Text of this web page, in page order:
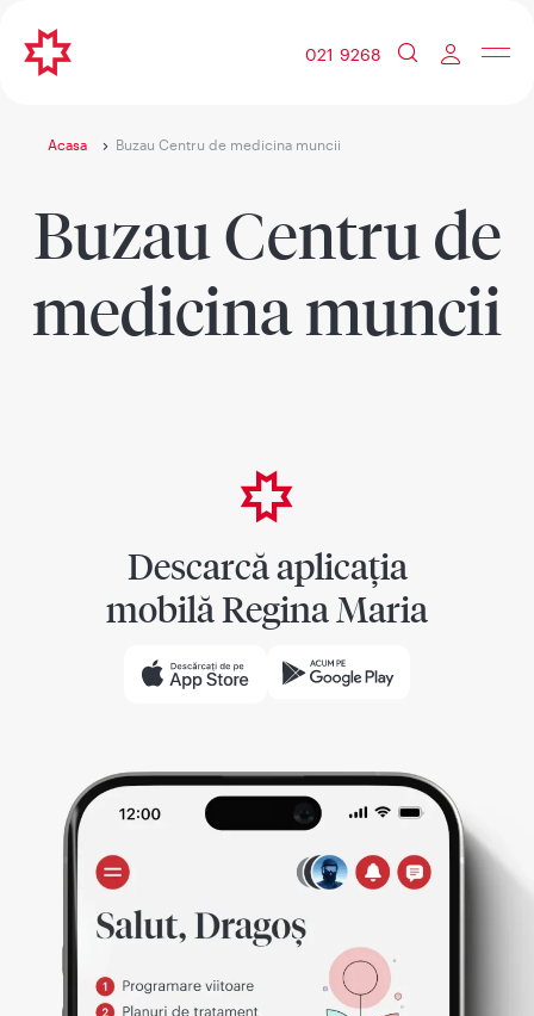
021 9268
Acasa Buzau Centru de medicina muncii
Buzau Centru de
medicina muncii
Descarcă aplicația
mobilă Regina Maria